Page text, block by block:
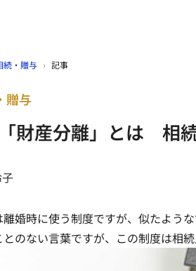
続・贈与 › 記事
財産分離」とは 相
贈与
婚時に使う制度ですが、似たよう
のない言葉ですが、この制度は相続